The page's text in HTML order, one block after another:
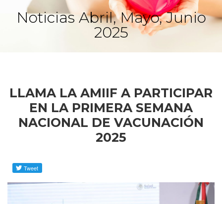
Noticias Abril, Mayo, Junio
2025
LLAMA LA AMIIF A PARTICIPAR
EN LA PRIMERA SEMANA
NACIONAL DE VACUNACIÓN
2025